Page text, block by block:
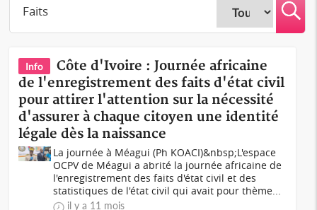
Info
Côte d'Ivoire : Journée africaine
de l'enregistrement des faits d'état civil
pour attirer l'attention sur la nécessité
d'assurer à chaque citoyen une identité
légale dès la naissance
La journée à Méagui (Ph KOACI)&nbsp;L'espace
OCPV de Méagui a abrité la journée africaine de
l'enregistrement des faits d'état civil et des
statistiques de l'état civil qui avait pour thème...
il y a 11 mois